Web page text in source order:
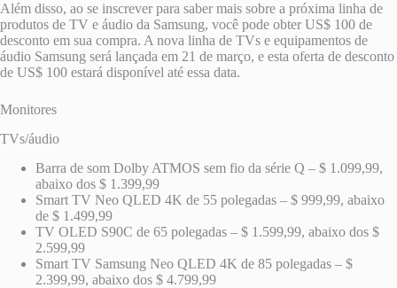
Além disso, ao se inscrever para saber mais sobre a próxima linha de
produtos de TV e áudio da Samsung, você pode obter US$ 100 de
desconto em sua compra. A nova linha de TVs e equipamentos de
áudio Samsung será lançada em 21 de março, e esta oferta de desconto
de US$ 100 estará disponível até essa data.
Monitores
TVs/áudio
Barra de som Dolby ATMOS sem fio da série Q – $ 1.099,99,
abaixo dos $ 1.399,99
Smart TV Neo QLED 4K de 55 polegadas – $ 999,99, abaixo
de $ 1.499,99
TV OLED S90C de 65 polegadas – $ 1.599,99, abaixo dos $
2.599,99
Smart TV Samsung Neo QLED 4K de 85 polegadas – $
2.399,99, abaixo dos $ 4.799,99